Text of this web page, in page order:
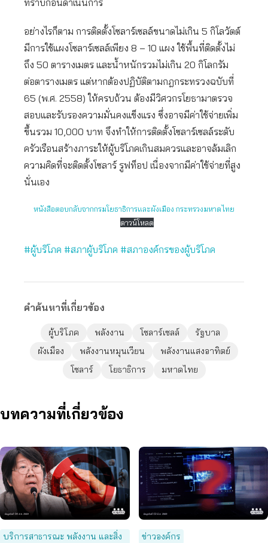
ทราบก่อนดำเนินการ
อย่างไรก็ตาม การติดตั้งโซลาร์เซลล์ขนาดไม่เกิน 5 กิโลวัตต์
มีการใช้แผงโซลาร์เซลล์เพียง 8 – 10 แผง ใช้พื้นที่ติดตั้งไม่
ถึง 50 ตารางเมตร และน้ำหนักรวมไม่เกิน 20 กิโลกรัม
ต่อตารางเมตร แต่หากต้องปฏิบัติตามกฎกระทรวงฉบับที่
65 (พ.ศ. 2558) ให้ครบถ้วน ต้องมีวิศวกรโยธามาตรวจ
สอบและรับรองความมั่นคงแข็งแรง ซึ่งอาจมีค่าใช้จ่ายเพิ่ม
ขึ้นรวม 10,000 บาท จึงทำให้การติดตั้งโซลาร์เซลล์ระดับ
ครัวเรือนสร้างภาระให้ผู้บริโภคเกินสมควรและอาจล้มเลิก
ความคิดที่จะติดตั้งโซลาร์ รูฟท็อป เนื่องจากมีค่าใช้จ่ายที่สูง
นั่นเอง
หนังสือตอบกลับจากกรมโยธาธิการและผังเมือง กระทรวงมหาดไทย
ดาวน์โหลด
#ผู้บริโภค #สภาผู้บริโภค #สภาองค์กรของผู้บริโภค
คำค้นหาที่เกี่ยวข้อง
ผู้บริโภค พลังงาน โซลาร์เซลล์
รัฐบาล
ผังเมือง
พลังงานหมุนเวียน
พลังงานแสงอาทิตย์
โซลาร์
โยธาธิการ มหาดไทย
บทความที่เกี่ยวข้อง
บริการสาธารณะ พลังงาน และสิ่ง
ข่าวองค์กร